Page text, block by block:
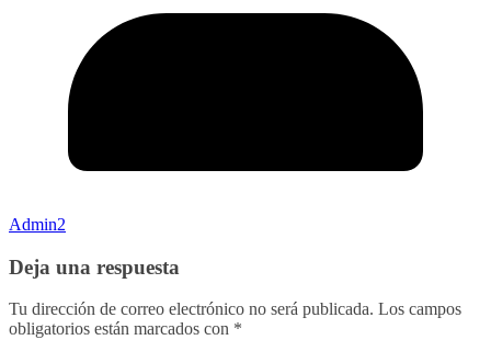
Admin2
Deja una respuesta
Tu dirección de correo electrónico no será publicada. Los campos
obligatorios están marcados con *